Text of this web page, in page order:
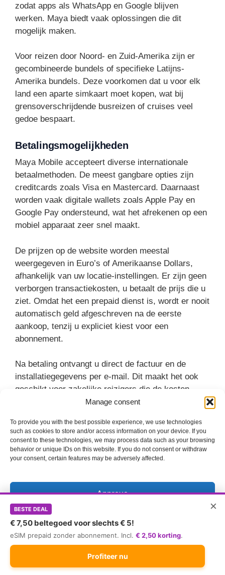
Manage consent
To provide you with the best possible experience, we use technologies
such as cookies to store and/or access information on your device. If you
consent to these technologies, we may process data such as your browsing
behavior or unique IDs on this website. If you do not consent or withdraw
your consent, certain features may be adversely affected.
Approve
Show settings
zodat apps als WhatsApp en Google blijven
werken. Maya biedt vaak oplossingen die dit
mogelijk maken.
Voor reizen door Noord- en Zuid-Amerika zijn er
gecombineerde bundels of specifieke Latijns-
Amerika bundels. Deze voorkomen dat u voor elk
land een aparte simkaart moet kopen, wat bij
grensoverschrijdende busreizen of cruises veel
gedoe bespaart.
Betalingsmogelijkheden
Maya Mobile accepteert diverse internationale
betaalmethoden. De meest gangbare opties zijn
creditcards zoals Visa en Mastercard. Daarnaast
worden vaak digitale wallets zoals Apple Pay en
Google Pay ondersteund, wat het afrekenen op een
mobiel apparaat zeer snel maakt.
De prijzen op de website worden meestal
weergegeven in Euro’s of Amerikaanse Dollars,
afhankelijk van uw locatie-instellingen. Er zijn geen
verborgen transactiekosten, u betaalt de prijs die u
ziet. Omdat het een prepaid dienst is, wordt er nooit
automatisch geld afgeschreven na de eerste
aankoop, tenzij u expliciet kiest voor een
abonnement.
Na betaling ontvangt u direct de factuur en de
installatiegegevens per e-mail. Dit maakt het ook
geschikt voor zakelijke reizigers die de kosten
moeten declareren bij hun werkgever. De factuur
administratie.
Probleemoplossing bij geen verbinding
paar standaardstappen die het probleem vaak
oplossen. Controleer eerst of de eSIM is
ingeschakeld in de instellingen. Soms schakelt de
telefoon de nieuwe lijn standaard uit na installatie.
Controleer vervolgens of ‘Dataroaming’ aan staat
voor de specifieke Maya-lijn. Dit is de meest
gemaakte fout. Zonder roaming mag de simkaart
×
BESTE DEAL
€ 7,50 beltegoed voor slechts € 5!
eSIM prepaid zonder abonnement. Incl. € 2,50 korting.
Profiteer nu